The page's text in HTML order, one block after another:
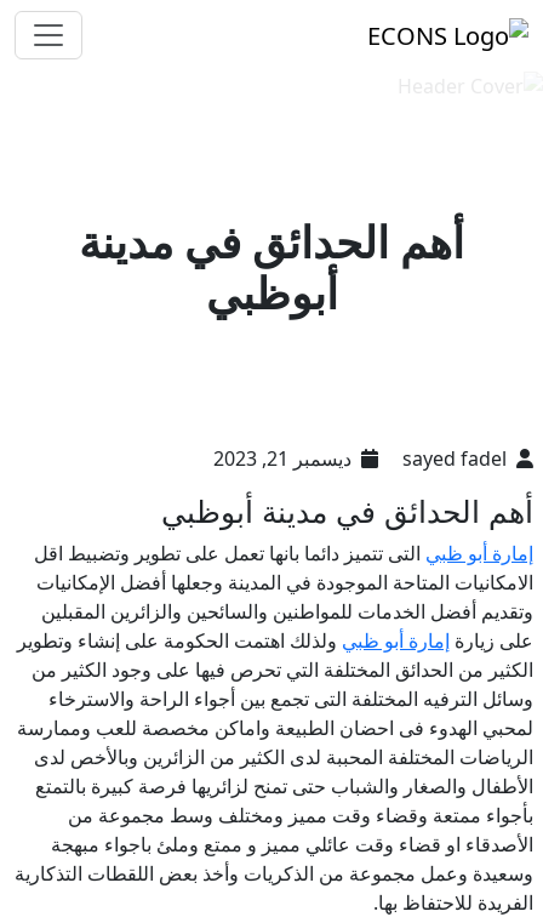
أهم الحدائق في مدينة
أبوظبي
ديسمبر 21, 2023
أهم الحدائق في مدينة أبوظبي
إمارة أبو ظبي التى تتميز دائما بانها تعمل على تطوير وتضبيط اقل
الامكانيات المتاحة الموجودة في المدينة وجعلها أفضل الإمكانيات
وتقديم أفضل الخدمات للمواطنين والسائحين والزائرين المقبلين
على زيارة إمارة أبو ظبي ولذلك اهتمت الحكومة على إنشاء وتطوير
الكثير من الحدائق المختلفة التي تحرص فيها على وجود الكثير من
وسائل الترفيه المختلفة التى تجمع بين أجواء الراحة والاسترخاء
لمحبي الهدوء فى احضان الطبيعة واماكن مخصصة للعب وممارسة
الرياضات المختلفة المحببة لدى الكثير من الزائرين وبالأخص لدى
الأطفال والصغار والشباب حتى تمنح لزائريها فرصة كبيرة بالتمتع
بأجواء ممتعة وقضاء وقت مميز ومختلف وسط مجموعة من
الأصدقاء او قضاء وقت عائلي مميز و ممتع وملئ باجواء مبهجة
وسعيدة وعمل مجموعة من الذكريات وأخذ بعض اللقطات التذكارية
الفريدة للاحتفاظ بها.